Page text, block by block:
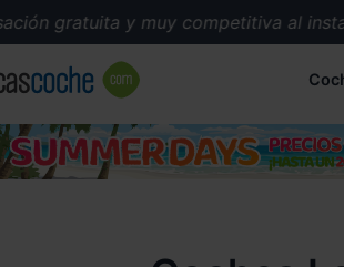
gratuita y muy competitiva al